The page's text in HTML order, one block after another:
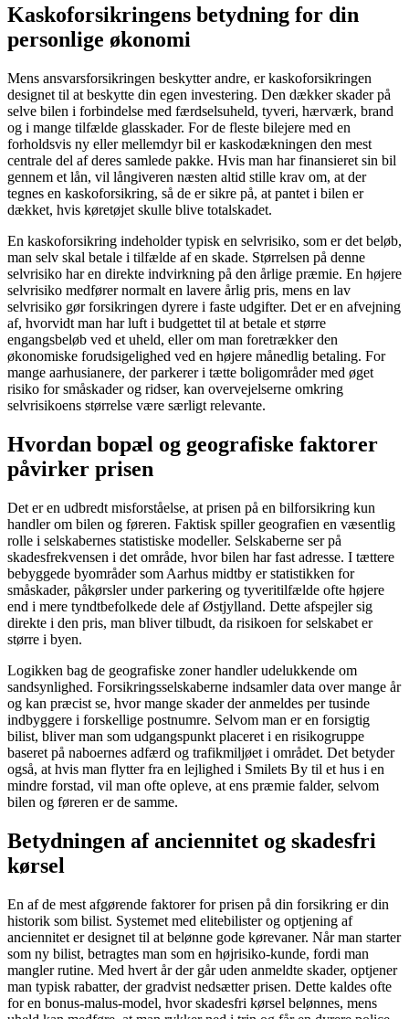
Kaskoforsikringens betydning for din
personlige økonomi
Mens ansvarsforsikringen beskytter andre, er kaskoforsikringen
designet til at beskytte din egen investering. Den dækker skader på
selve bilen i forbindelse med færdselsuheld, tyveri, hærværk, brand
og i mange tilfælde glasskader. For de fleste bilejere med en
forholdsvis ny eller mellemdyr bil er kaskodækningen den mest
centrale del af deres samlede pakke. Hvis man har finansieret sin bil
gennem et lån, vil långiveren næsten altid stille krav om, at der
tegnes en kaskoforsikring, så de er sikre på, at pantet i bilen er
dækket, hvis køretøjet skulle blive totalskadet.
En kaskoforsikring indeholder typisk en selvrisiko, som er det beløb,
man selv skal betale i tilfælde af en skade. Størrelsen på denne
selvrisiko har en direkte indvirkning på den årlige præmie. En højere
selvrisiko medfører normalt en lavere årlig pris, mens en lav
selvrisiko gør forsikringen dyrere i faste udgifter. Det er en afvejning
af, hvorvidt man har luft i budgettet til at betale et større
engangsbeløb ved et uheld, eller om man foretrækker den
økonomiske forudsigelighed ved en højere månedlig betaling. For
mange aarhusianere, der parkerer i tætte boligområder med øget
risiko for småskader og ridser, kan overvejelserne omkring
selvrisikoens størrelse være særligt relevante.
Hvordan bopæl og geografiske faktorer
påvirker prisen
Det er en udbredt misforståelse, at prisen på en bilforsikring kun
handler om bilen og føreren. Faktisk spiller geografien en væsentlig
rolle i selskabernes statistiske modeller. Selskaberne ser på
skadesfrekvensen i det område, hvor bilen har fast adresse. I tættere
bebyggede byområder som Aarhus midtby er statistikken for
småskader, påkørsler under parkering og tyveritilfælde ofte højere
end i mere tyndtbefolkede dele af Østjylland. Dette afspejler sig
direkte i den pris, man bliver tilbudt, da risikoen for selskabet er
større i byen.
Logikken bag de geografiske zoner handler udelukkende om
sandsynlighed. Forsikringsselskaberne indsamler data over mange år
og kan præcist se, hvor mange skader der anmeldes per tusinde
indbyggere i forskellige postnumre. Selvom man er en forsigtig
bilist, bliver man som udgangspunkt placeret i en risikogruppe
baseret på naboernes adfærd og trafikmiljøet i området. Det betyder
også, at hvis man flytter fra en lejlighed i Smilets By til et hus i en
mindre forstad, vil man ofte opleve, at ens præmie falder, selvom
bilen og føreren er de samme.
Betydningen af anciennitet og skadesfri
kørsel
En af de mest afgørende faktorer for prisen på din forsikring er din
historik som bilist. Systemet med elitebilister og optjening af
anciennitet er designet til at belønne gode kørevaner. Når man starter
som ny bilist, betragtes man som en højrisiko-kunde, fordi man
mangler rutine. Med hvert år der går uden anmeldte skader, optjener
man typisk rabatter, der gradvist nedsætter prisen. Dette kaldes ofte
for en bonus-malus-model, hvor skadesfri kørsel belønnes, mens